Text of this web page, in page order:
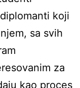
koji
sa svih
za
kao proces